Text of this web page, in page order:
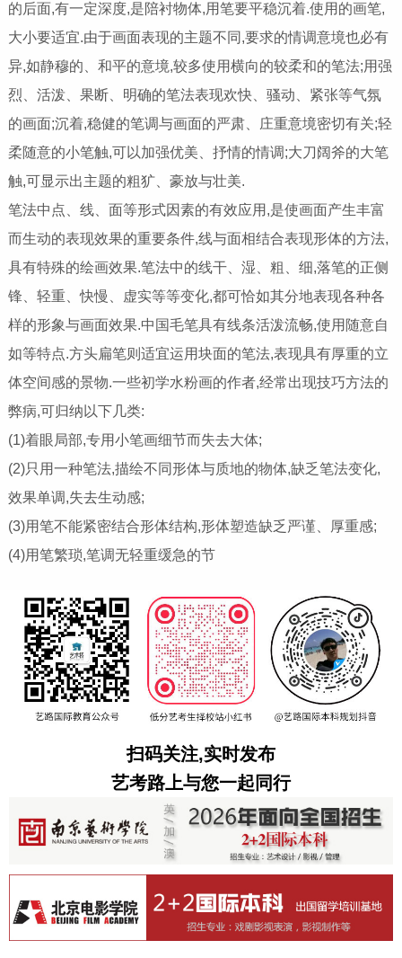
的后面,有一定深度,是陪衬物体,用笔要平稳沉着.使用的画笔,
大小要适宜.由于画面表现的主题不同,要求的情调意境也必有
异,如静穆的、和平的意境,较多使用横向的较柔和的笔法;用强
烈、活泼、果断、明确的笔法表现欢快、骚动、紧张等气氛
的画面;沉着,稳健的笔调与画面的严肃、庄重意境密切有关;轻
柔随意的小笔触,可以加强优美、抒情的情调;大刀阔斧的大笔
触,可显示出主题的粗犷、豪放与壮美.
笔法中点、线、面等形式因素的有效应用,是使画面产生丰富
而生动的表现效果的重要条件,线与面相结合表现形体的方法,
具有特殊的绘画效果.笔法中的线干、湿、粗、细,落笔的正侧
锋、轻重、快慢、虚实等等变化,都可恰如其分地表现各种各
样的形象与画面效果.中国毛笔具有线条活泼流畅,使用随意自
如等特点.方头扁笔则适宜运用块面的笔法,表现具有厚重的立
体空间感的景物.一些初学水粉画的作者,经常出现技巧方法的
弊病,可归纳以下几类:
(1)着眼局部,专用小笔画细节而失去大体;
(2)只用一种笔法,描绘不同形体与质地的物体,缺乏笔法变化,
效果单调,失去生动感;
(3)用笔不能紧密结合形体结构,形体塑造缺乏严谨、厚重感;
(4)用笔繁琐,笔调无轻重缓急的节
扫码关注,实时发布
艺考路上与您一起同行